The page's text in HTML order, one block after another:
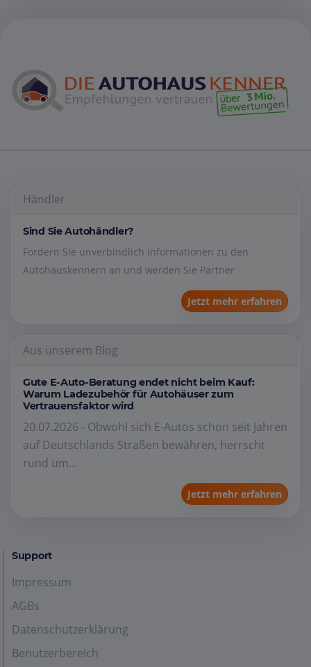
Händler
Sind Sie Autohändler?
Fordern Sie unverbindlich Informationen zu den
Autohauskennern an und werden Sie Partner
Jetzt mehr erfahren
Aus unserem Blog
Gute E-Auto-Beratung endet nicht beim Kauf:
Warum Ladezubehör für Autohäuser zum
Vertrauensfaktor wird
20.07.2026 - Obwohl sich E-Autos schon seit Jahren
auf Deutschlands Straßen bewähren, herrscht
rund um...
Jetzt mehr erfahren
Support
Impressum
AGBs
Datenschutzerklärung
Benutzerbereich